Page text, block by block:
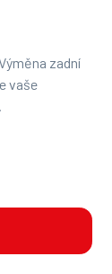
zadní
vaše